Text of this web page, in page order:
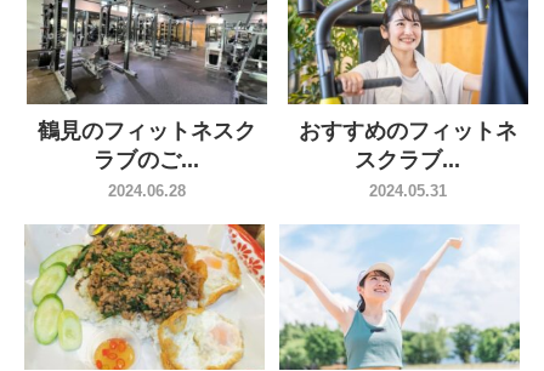
鶴見のフィットネスク
ラブのご...
2024.06.28
おすすめのフィットネ
スクラブ...
2024.05.31